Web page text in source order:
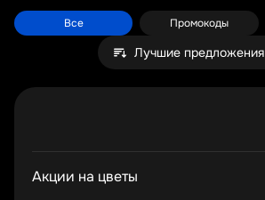
Все Промокоды
Лучшие предложения
Акции на цветы